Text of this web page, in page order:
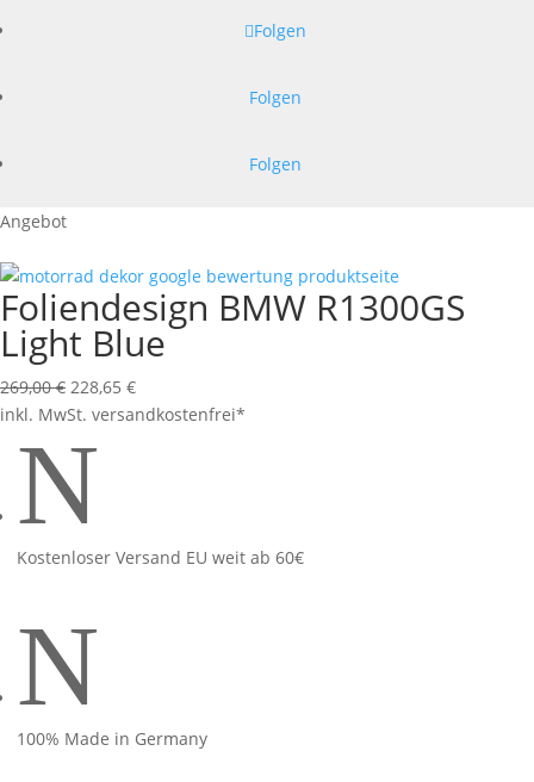
Folgen
Folgen
Folgen
Angebot
Foliendesign BMW R1300GS
Light Blue
269,00€ Ursprünglicher
Preis
228,65 €Aktueller
Preis
inkl. MwSt. versandkostenfrei*
N
Kostenloser Versand EU weit ab 60€
N
100% Made in Germany